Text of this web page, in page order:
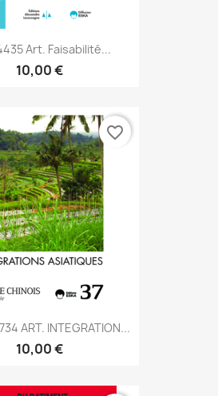
Art. Faisabilité...
10,00 €
ART. INTEGRATION...
10,00 €
favorite_border